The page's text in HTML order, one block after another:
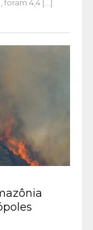
4,4 [...]